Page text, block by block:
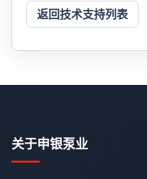
返回技术支持列表
关于申银泵业